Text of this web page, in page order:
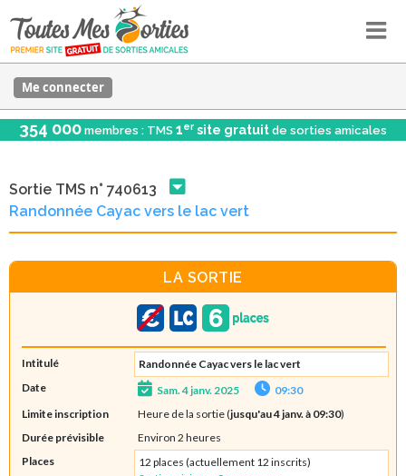
Me connecter
354 000 membres : TMS 1er site gratuit de sorties amicales
Sortie TMS n° 740613
Randonnée Cayac vers le lac vert
LA SORTIE
Intitulé
Randonnée Cayac vers le lac vert
Date
Sam. 4 janv. 2025
09:30
Limite inscription
Heure de la sortie (jusqu'au 4 janv. à 09:30)
Durée prévisible
Environ 2 heures
Places
12 places (actuellement 12 inscrits)